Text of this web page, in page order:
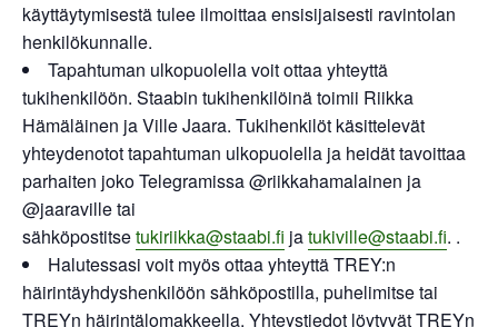
käyttäytymisestä tulee ilmoittaa ensisijaisesti ravintolan
henkilökunnalle.
Tapahtuman ulkopuolella voit ottaa yhteyttä
tukihenkilöön. Staabin tukihenkilöinä toimii Riikka
Hämäläinen ja Ville Jaara. Tukihenkilöt käsittelevät
yhteydenotot tapahtuman ulkopuolella ja heidät tavoittaa
parhaiten joko Telegramissa @riikkahamalainen ja
@jaaraville tai
sähköpostitsetukiriikka@staabi.fi jatukiville@staabi.fi. .
Halutessasi voit myös ottaa yhteyttä TREY:n
häirintäyhdyshenkilöön sähköpostilla, puhelimitse tai
TREYn häirintälomakkeella. Yhteystiedot löytyvät TREYn